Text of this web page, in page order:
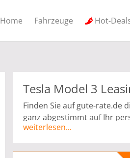
Home Fahrzeuge Hot-
Tesla Model 3
Finden Sie auf gute-rate.de
ganz abgestimmt auf Ihr
Anzahlung zu leasen. Die
Gewerbe Leasing
Leasinggeber ist die
weiterlesen...